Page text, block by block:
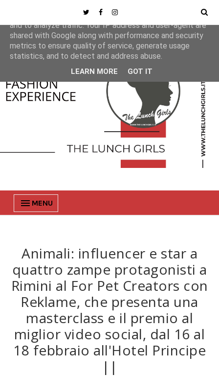
MENU
Animali: influencer e star a
quattro zampe protagonisti a
Rimini al For Pet Creators con
Reklame, che presenta una
masterclass e il premio al
miglior video social, dal 16 al
18 febbraio all'Hotel Principe
||
This site uses cookies from Google to deliver its services
and to analyze traffic. Your IP address and user-agent are
shared with Google along with performance and security
metrics to ensure quality of service, generate usage
statistics, and to detect and address abuse.
LEARN MORE GOT IT